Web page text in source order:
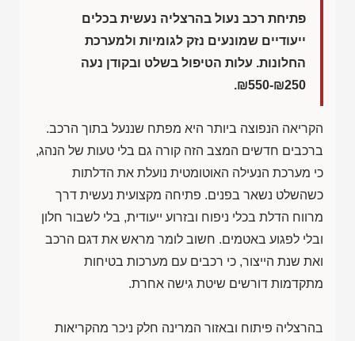
פתיחת רכב נעול בהרצליה נעשית בכלים
ייעודיים שמונעים נזק לגומיות ולמערכת
החלונות. עלות הטיפול בשלט ובקודן נעה
₪550-₪250
.
הקריאה הנפוצה ביותר היא מפתח שננעל בתוך הרכב.
ברכבים חדשים המצב הזה קורה גם בלי טעות של הנהג,
כי מערכת הנעילה האוטומטית נועלת את הדלתות
כשהשלט נשאר בפנים. פתיחה מקצועית נעשית דרך
מרווח הדלת בכלי ניפוח ובזרוע ייעודית, בלי לשבור חלון
ובלי לפגוע באטמים. חשוב לומר מראש את דגם הרכב
ואת שנת הייצור, כי רכבים עם מערכות בטיחות
מתקדמות דורשים שיטת גישה אחרת.
בהרצליה פיתוח ובאזור המרינה חלק ניכר מהקריאות